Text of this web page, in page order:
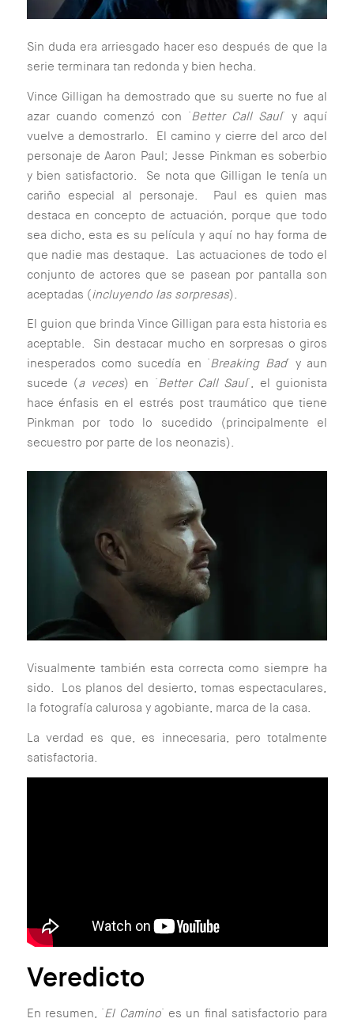
Sin duda era arriesgado hacer eso después de que la
serie terminara tan redonda y bien hecha.
Vince Gilligan ha demostrado que su suerte no fue al
azar cuando comenzó con ´Better Call Saul´ y aquí
vuelve a demostrarlo. El camino y cierre del arco del
personaje de Aaron Paul; Jesse Pinkman es soberbio
y bien satisfactorio. Se nota que Gilligan le tenía un
cariño especial al personaje. Paul es quien mas
destaca en concepto de actuación, porque que todo
sea dicho, esta es su película y aquí no hay forma de
que nadie mas destaque. Las actuaciones de todo el
conjunto de actores que se pasean por pantalla son
aceptadas (incluyendo las sorpresas).
El guion que brinda Vince Gilligan para esta historia es
aceptable. Sin destacar mucho en sorpresas o giros
inesperados como sucedía en ´Breaking Bad´ y aun
sucede (a veces) en ´Better Call Saul´, el guionista
hace énfasis en el estrés post traumático que tiene
Pinkman por todo lo sucedido (principalmente el
secuestro por parte de los neonazis).
Visualmente también esta correcta como siempre ha
sido. Los planos del desierto, tomas espectaculares,
la fotografía calurosa y agobiante, marca de la casa.
La verdad es que, es innecesaria, pero totalmente
satisfactoria.
Veredicto
En resumen, ´El Camino´ es un final satisfactorio para